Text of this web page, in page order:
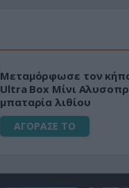
Μεταμόρφωσε τον
Ultra Box Μίνι
μπαταρία λιθίου
ΑΓΟΡΑΣΕ ΤΟ